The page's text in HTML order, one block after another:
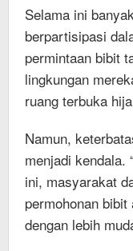
Selama ini
berpartisipasi
permintaan bibit
lingkungan
ruang terbuka
Namun,
menjadi kendala.
ini, masyarakat
permohonan
dengan lebih